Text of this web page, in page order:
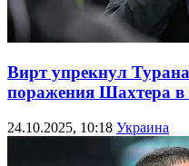
Вирт упрекнул
поражения Шахтера в
24.10.2025, 10:18 Украина